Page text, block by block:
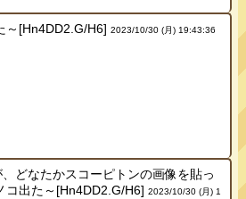
～[Hn4DD2.G/H6] 2023/10/30 (月) 19:43:36
どなたかスコーピトンの画像を貼っ
コ出た～[Hn4DD2.G/H6] 2023/10/30 (月) 1